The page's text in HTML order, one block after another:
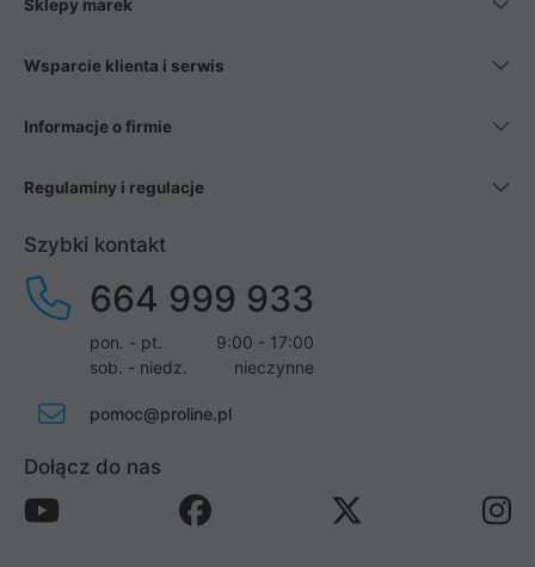
Sklepy marek
Wsparcie klienta i serwis
Informacje o firmie
Regulaminy i regulacje
Szybki kontakt
664 999 933
pon. - pt.
9:00 - 17:00
sob. - niedz.
nieczynne
pomoc@proline.pl
Dołącz do nas